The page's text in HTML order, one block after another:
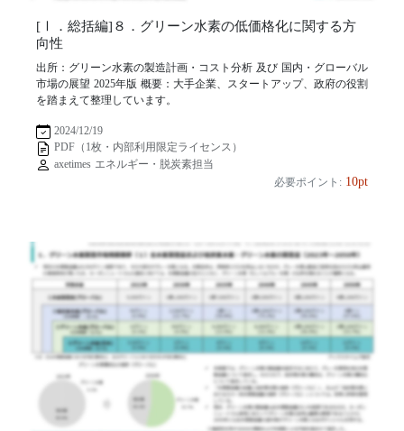
[Ⅰ．総括編]８．グリーン水素の低価格化に関する方
向性
出所：グリーン水素の製造計画・コスト分析 及び 国内・グローバル
市場の展望 2025年版 概要：大手企業、スタートアップ、政府の役割
を踏まえて整理しています。
2024/12/19
PDF（1枚・内部利用限定ライセンス）
axetimes エネルギー・脱炭素担当
必要ポイント: 10pt